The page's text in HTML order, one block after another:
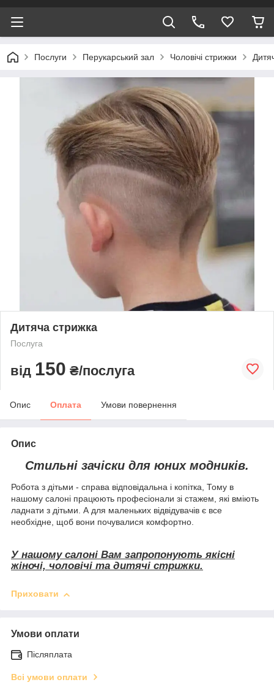
Послуги Перукарський зал Чоловічі стрижки
Дитяча стрижка
Послуга
від 150 ₴/послуга
Опис Оплата Умови повернення
Опис
Стильні зачіски для юних модників.
Робота з дітьми - справа відповідальна і копітка, Тому в
нашому салоні працюють професіонали зі стажем, які вміють
ладнати з дітьми. А для маленьких відвідувачів є все
необхідне, щоб вони почувалися комфортно.
У нашому салоні Вам запропонують якісні
жіночі, чоловічі та дитячі стрижки.
Приховати
Умови оплати
Післяплата
Всі умови оплати